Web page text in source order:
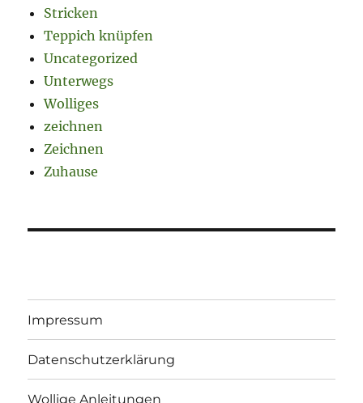
Stricken
Teppich knüpfen
Uncategorized
Unterwegs
Wolliges
zeichnen
Zeichnen
Zuhause
Impressum
Datenschutzerklärung
Wollige Anleitungen